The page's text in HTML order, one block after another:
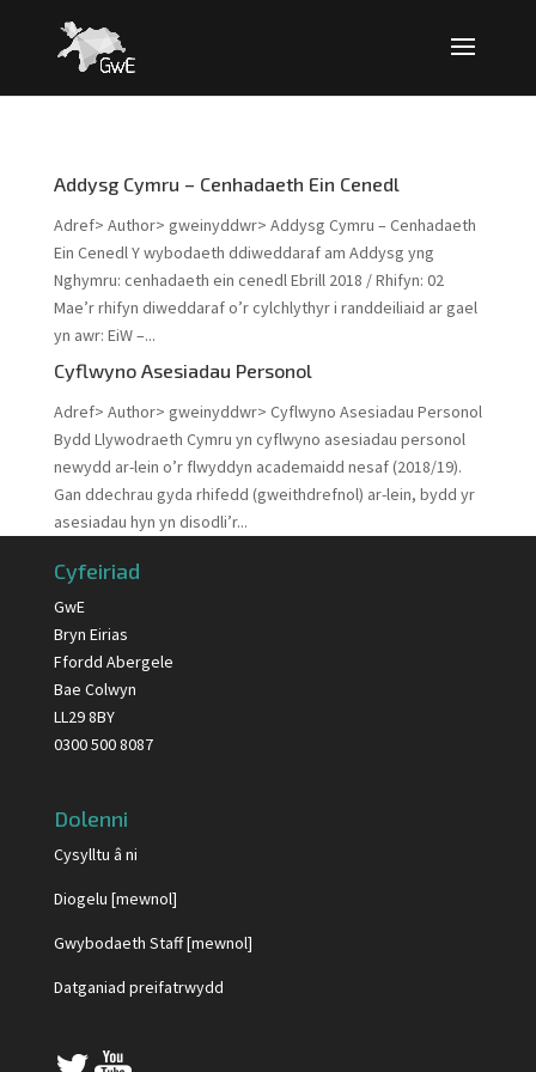
Addysg Cymru – Cenhadaeth Ein Cenedl
Adref> Author> gweinyddwr> Addysg Cymru – Cenhadaeth
Ein Cenedl Y wybodaeth ddiweddaraf am Addysg yng
Nghymru: cenhadaeth ein cenedl Ebrill 2018 / Rhifyn: 02
Mae’r rhifyn diweddaraf o’r cylchlythyr i randdeiliaid ar gael
yn awr: EiW –...
Cyflwyno Asesiadau Personol
Adref> Author> gweinyddwr> Cyflwyno Asesiadau Personol
Bydd Llywodraeth Cymru yn cyflwyno asesiadau personol
newydd ar-lein o’r flwyddyn academaidd nesaf (2018/19).
Gan ddechrau gyda rhifedd (gweithdrefnol) ar-lein, bydd yr
asesiadau hyn yn disodli’r...
Cyfeiriad
GwE
Bryn Eirias
Ffordd Abergele
Bae Colwyn
LL29 8BY
0300 500 8087
Dolenni
Cysylltu â ni
Diogelu [mewnol]
Gwybodaeth Staff [mewnol]
Datganiad preifatrwydd